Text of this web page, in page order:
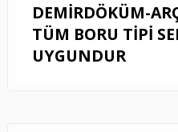
DEMİRDÖKÜM-
TÜM BORU TİPİ
UYGUNDUR